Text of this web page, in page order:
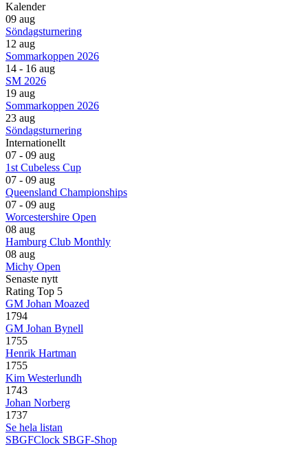
Kalender
09 aug
Söndagsturnering
12 aug
Sommarkoppen 2026
14 - 16 aug
SM 2026
19 aug
Sommarkoppen 2026
23 aug
Söndagsturnering
Internationellt
07 - 09 aug
1st Cubeless Cup
07 - 09 aug
Queensland Championships
07 - 09 aug
Worcestershire Open
08 aug
Hamburg Club Monthly
08 aug
Michy Open
Senaste nytt
Rating Top 5
GM Johan Moazed
1794
GM Johan Bynell
1755
Henrik Hartman
1755
Kim Westerlundh
1743
Johan Norberg
1737
Se hela listan
SBGFClock SBGF-Shop